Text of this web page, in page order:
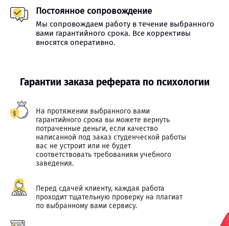
Постоянное сопровождение
Мы сопровождаем работу в течение выбранного
вами гарантийного срока. Все коррективы
вносятся оперативно.
Гарантии заказа реферата по психологии
На протяжении выбранного вами
гарантийного срока вы можете вернуть
потраченные деньги, если качество
написанной под заказ студенческой работы
вас не устроит или не будет
соответствовать требованиям учебного
заведения.
Перед сдачей клиенту, каждая работа
проходит тщательную проверку на плагиат
по выбранному вами сервису.